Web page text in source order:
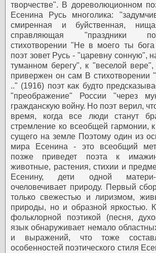
творчестве". В дореволюционном
Есенина Русь многолика:
смиренная и буйственная,
справляющая "праздники
стихотворении "Не в моего ты
поэт зовет Русь - "царевну сонную",
туманном берегу", к "веселой вере",
привержен он сам В стихотворении
.." (1916) поэт как будто
"преображение" России "через
гражданскую войну. Но поэт верил,
время, когда все люди станут
стремление ко всеобщей гармонии, к
сущего на земле Поэтому один из
мира Есенина - это всеобщий
позже приведет поэта к
животные, растения, стихии и
Есенину, дети одной
очеловечивает природу. Первый
только свежестью и лиризмом,
природы, но и образной яркостью.
фольклорной поэтикой (песня,
язык обнаруживает немало
и выражений, что тоже
особенностей поэтического стиля